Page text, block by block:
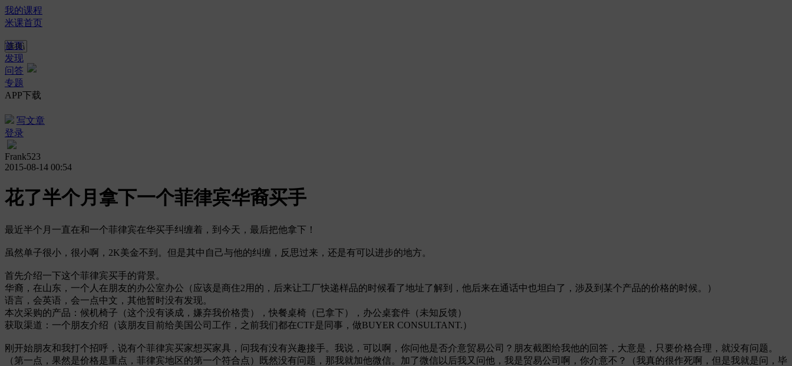
我的课程
米课首页
首页
发现
问答
专题
APP下载
写文章
登录
Frank523
2015-08-14 00:54
花了半个月拿下一个菲律宾华裔买手
最近半个月一直在和一个菲律宾在华买手纠缠着，到今天，最后把他拿下！
虽然单子很小，很小啊，2K美金不到。但是其中自己与他的纠缠，反思过来，还是有可以进步的地方。
首先介绍一下这个菲律宾买手的背景。
华裔，在山东，一个人在朋友的办公室办公（应该是商住2用的，后来让工厂快递样品的时候看了地址了解到，他后来在通话中也坦白了，涉及到某个产品的价格的时候。）
语言，会英语，会一点中文，其他暂时没有发现。
本次采购的产品：候机椅子（这个没有谈成，嫌弃我价格贵），快餐桌椅（已拿下），办公桌套件（未知反馈）
获取渠道：一个朋友介绍（该朋友目前给美国公司工作，之前我们都在CTF是同事，做BUYER CONSULTANT.）
刚开始朋友和我打个招呼，说有个菲律宾买家想买家具，问我有没有兴趣接手。我说，可以啊，你问他是否介意贸易公司？朋友截图给我他的回答，大意是，只要价格合理，就没有问题。
（第一点，果然是价格是重点，菲律宾地区的第一个符合点）既然没有问题，那我就加他微信。加了微信以后我又问他，我是贸易公司啊，你介意不？（我真的很作死啊，但是我就是问，毕